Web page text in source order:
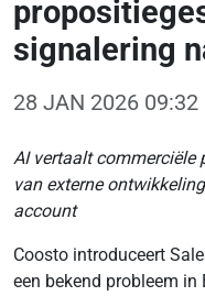
signalering
28 JAN 2026 09:32
AI vertaalt commerciële
van externe
account
Coosto introduceert
een bekend probleem